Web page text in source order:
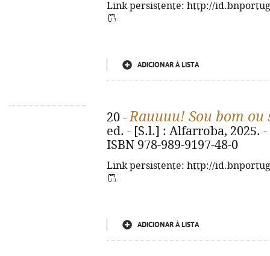
Link persistente: http://
ADICIONAR À LISTA
20 -Rauuuu! Sou bom ou
ed. - [S.l.] : Alfarroba, 2025.
ISBN 978-989-9197-48-0
Link persistente: http://
ADICIONAR À LISTA